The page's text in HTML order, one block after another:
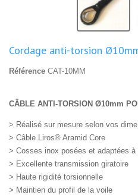
Cordage anti-torsion
Référence CAT-10MM
CÂBLE ANTI-TORSION Ø10mm
> Réalisé sur mesure selon vos
> Câble Liros® Aramid Core
> Cosses inox posées et adaptées à
> Excellente transmission giratoire
> Haute rigidité torsionnelle
> Maintien du profil de la voile